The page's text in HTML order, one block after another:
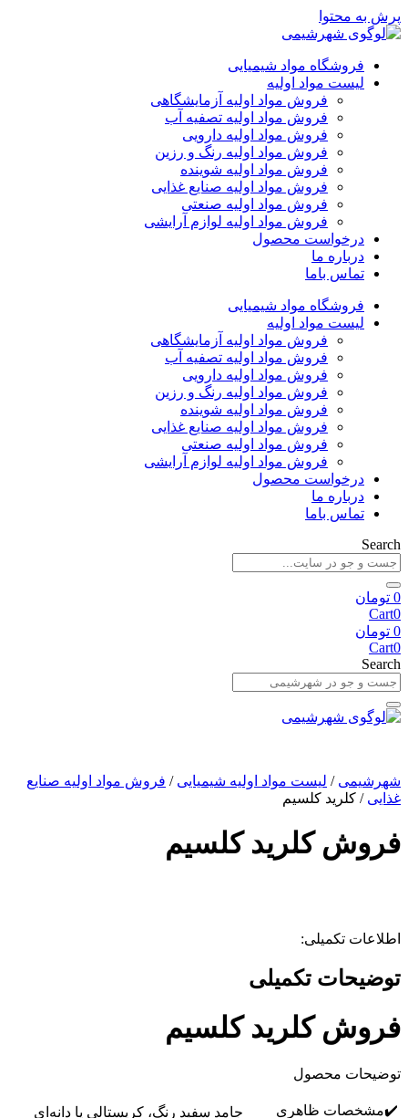
پرش به محتوا
فروشگاه مواد شیمیایی
لیست مواد اولیه
فروش مواد اولیه آزمایشگاهی
فروش مواد اولیه تصفیه آب
فروش مواد اولیه دارویی
فروش مواد اولیه رنگ و رزین
فروش مواد اولیه شوینده
فروش مواد اولیه صنایع غذایی
فروش مواد اولیه صنعتی
فروش مواد اولیه لوازم آرایشی
درخواست محصول
درباره ما
تماس باما
فروشگاه مواد شیمیایی
لیست مواد اولیه
فروش مواد اولیه آزمایشگاهی
فروش مواد اولیه تصفیه آب
فروش مواد اولیه دارویی
فروش مواد اولیه رنگ و رزین
فروش مواد اولیه شوینده
فروش مواد اولیه صنایع غذایی
فروش مواد اولیه صنعتی
فروش مواد اولیه لوازم آرایشی
درخواست محصول
درباره ما
تماس باما
Search
تومان
Cart
تومان
Cart
Search
شهرشیمی/ لیست مواد اولیه شیمیایی/ فروش مواد اولیه صنایع
غذایی/ کلرید کلسیم
فروش کلرید کلسیم
اطلاعات تکمیلی:
توضیحات تکمیلی
فروش کلرید کلسیم
توضیحات محصول
✔️مشخصات ظاهری
جامد سفید رنگ، کریستالی یا دانه‌ای